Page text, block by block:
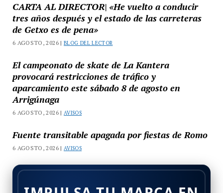
CARTA AL DIRECTOR| «He vuelto a conducir
tres años después y el estado de las carreteras
de Getxo es de pena»
6 AGOSTO, 2026 |BLOG DEL LECTOR
El campeonato de skate de La Kantera
provocará restricciones de tráfico y
aparcamiento este sábado 8 de agosto en
Arrigúnaga
6 AGOSTO, 2026 |AVISOS
Fuente transitable apagada por fiestas de Romo
6 AGOSTO, 2026 |AVISOS